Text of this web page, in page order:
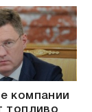
компании
топливо